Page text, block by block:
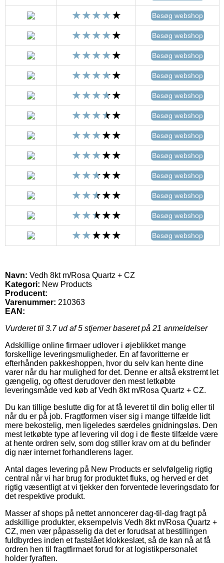
Besøg webshop
Besøg webshop
Besøg webshop
Besøg webshop
Besøg webshop
Besøg webshop
Besøg webshop
Besøg webshop
Besøg webshop
Besøg webshop
Besøg webshop
Besøg webshop
Navn: Vedh 8kt m/Rosa Quartz + CZ
Kategori: New Products
Producent:
Varenummer: 210363
EAN:
Vurderet til 3.7ud af 5 stjerner baseret på 21 anmeldelser
Adskillige online firmaer udlover i øjeblikket mange
forskellige leveringsmuligheder. En af favoritterne er
efterhånden pakkeshoppen, hvor du selv kan hente dine
varer når du har mulighed for det. Denne er altså ekstremt let
gængelig, og oftest derudover den mest letkøbte
leveringsmåde ved køb af Vedh 8kt m/Rosa Quartz + CZ.
Du kan tillige beslutte dig for at få leveret til din bolig eller til
når du er på job. Fragtformen viser sig i mange tilfælde lidt
mere bekostelig, men ligeledes særdeles gnidningsløs. Den
mest letkøbte type af levering vil dog i de fleste tilfælde være
at hente ordren selv, som dog stiller krav om at du befinder
dig nær internet forhandlerens lager.
Antal dages levering på New Products er selvfølgelig rigtig
central når vi har brug for produktet fluks, og herved er det
rigtig væsentligt at vi tjekker den forventede leveringsdato for
det respektive produkt.
Masser af shops på nettet annoncerer dag-til-dag fragt på
adskillige produkter, eksempelvis Vedh 8kt m/Rosa Quartz +
CZ, men vær påpasselig da det er forudsat at bestillingen
fuldbyrdes inden et fastslået klokkeslæt, så de kan nå at få
ordren hen til fragtfirmaet forud for at logistikpersonalet
holder fyraften.